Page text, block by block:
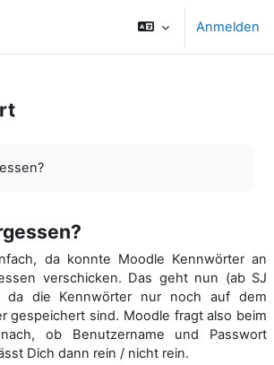
Anmelden
da konnte Moodle Kennwörter an
verschicken. Das geht nun (ab SJ
da die Kennwörter nur noch auf dem
gespeichert sind. Moodle fragt also beim
ob Benutzername und Passwort
Dich dann rein / nicht rein.